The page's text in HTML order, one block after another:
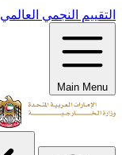
التقييم النجمي العالمي
Main Menu